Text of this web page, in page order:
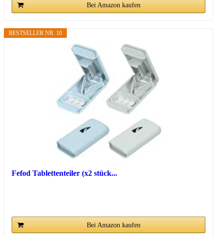
Bei Amazon kaufen
BESTSELLER NR. 10
Fefod Tablettenteiler (x2 stück...
Bei Amazon kaufen